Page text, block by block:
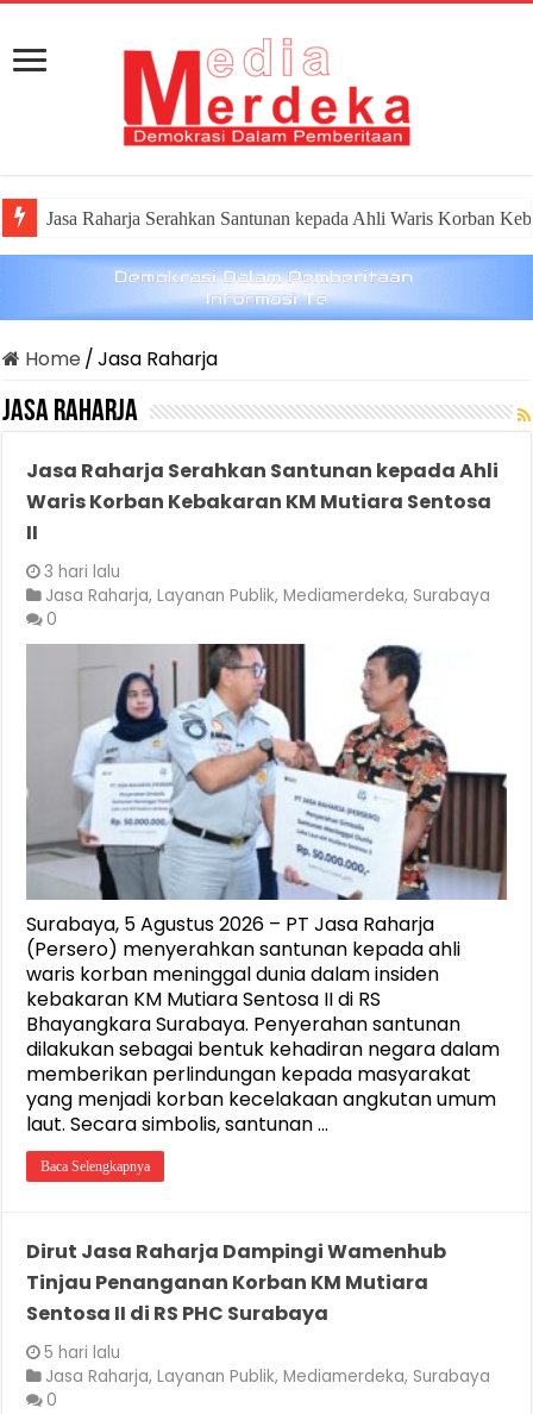
Jasa Raharja Serahkan Santunan kepada Ahli Waris Korban
Home /Jasa Raharja
Jasa Raharja
Jasa Raharja Serahkan Santunan kepada Ahli
Waris Korban Kebakaran KM Mutiara Sentosa
II
3 hari lalu
Jasa Raharja,Layanan Publik,Mediamerdeka, Surabaya
0
Surabaya, 5 Agustus 2026 – PT Jasa Raharja
(Persero) menyerahkan santunan kepada ahli
waris korban meninggal dunia dalam insiden
kebakaran KM Mutiara Sentosa II di RS
Bhayangkara Surabaya. Penyerahan santunan
dilakukan sebagai bentuk kehadiran negara dalam
memberikan perlindungan kepada masyarakat
yang menjadi korban kecelakaan angkutan umum
laut. Secara simbolis, santunan …
Baca Selengkapnya
Dirut Jasa Raharja Dampingi Wamenhub
Tinjau Penanganan Korban KM Mutiara
Sentosa II di RS PHC Surabaya
5 hari lalu
Jasa Raharja,Layanan Publik,Mediamerdeka, Surabaya
0